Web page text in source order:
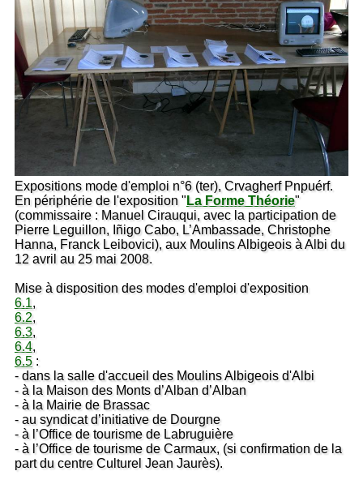
Expositions mode d'emploi n°6 (ter), Crvagherf Pnpuérf.
En périphérie de l'exposition " La Forme Théorie"
(commissaire : Manuel Cirauqui, avec la participation de
Pierre Leguillon, Iñigo Cabo, L’Ambassade, Christophe
Hanna, Franck Leibovici), aux Moulins Albigeois à Albi du
12 avril au 25 mai 2008.
Mise à disposition des modes d'emploi d'exposition
6.1,
6.2,
6.3,
6.4,
6.5:
- dans la salle d'accueil des Moulins Albigeois d'Albi
- à la Maison des Monts d’Alban d’Alban
- à la Mairie de Brassac
- au syndicat d’initiative de Dourgne
- à l’Office de tourisme de Labruguière
- à l’Office de tourisme de Carmaux, (si confirmation de la
part du centre Culturel Jean Jaurès).